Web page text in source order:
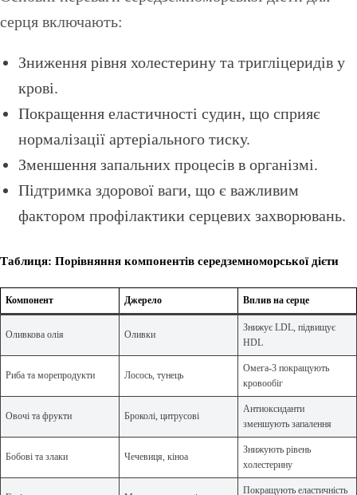
серця включають:
Зниження рівня холестерину та тригліцеридів у
крові.
Покращення еластичності судин, що сприяє
нормалізації артеріального тиску.
Зменшення запальних процесів в організмі.
Підтримка здорової ваги, що є важливим
фактором профілактики серцевих захворювань.
Таблиця: Порівняння компонентів середземноморської дієти
Компонент Джерело Вплив на серце
Оливкова олія Оливки
Знижує LDL, підвищує
HDL
Риба та морепродукти Лосось, тунець
Омега-3 покращують
кровообіг
Овочі та фрукти Броколі, цитрусові
Антиоксиданти
зменшують запалення
Бобові та злаки Чечевиця, кіноа
Знижують рівень
холестерину
Покращують еластичність